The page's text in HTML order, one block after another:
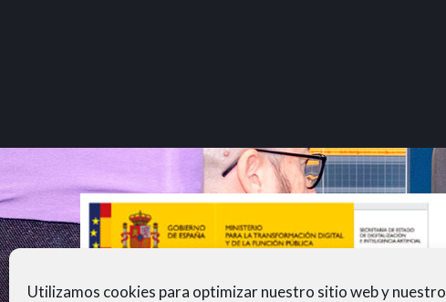
Utilizamos cookies para optimizar nuestro sitio web y nuestro